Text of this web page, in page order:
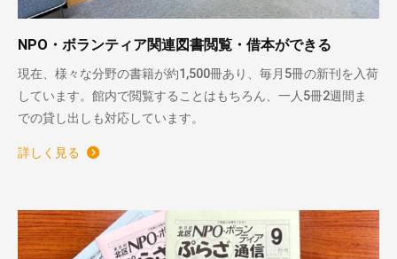
NPO・ボランティア関連図書閲覧・借本ができる
現在、様々な分野の書籍が約1,500冊あり、毎月5冊の新刊を入荷
しています。館内で閲覧することはもちろん、一人5冊2週間ま
での貸し出しも対応しています。
詳しく見る